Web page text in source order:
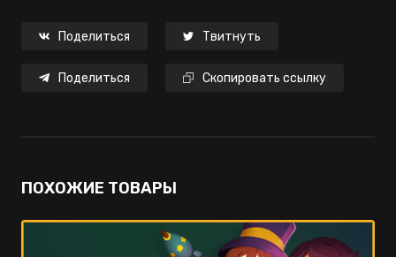
Поделиться Твитнуть
Поделиться Скопировать ссылку
ПОХОЖИЕ ТОВАРЫ